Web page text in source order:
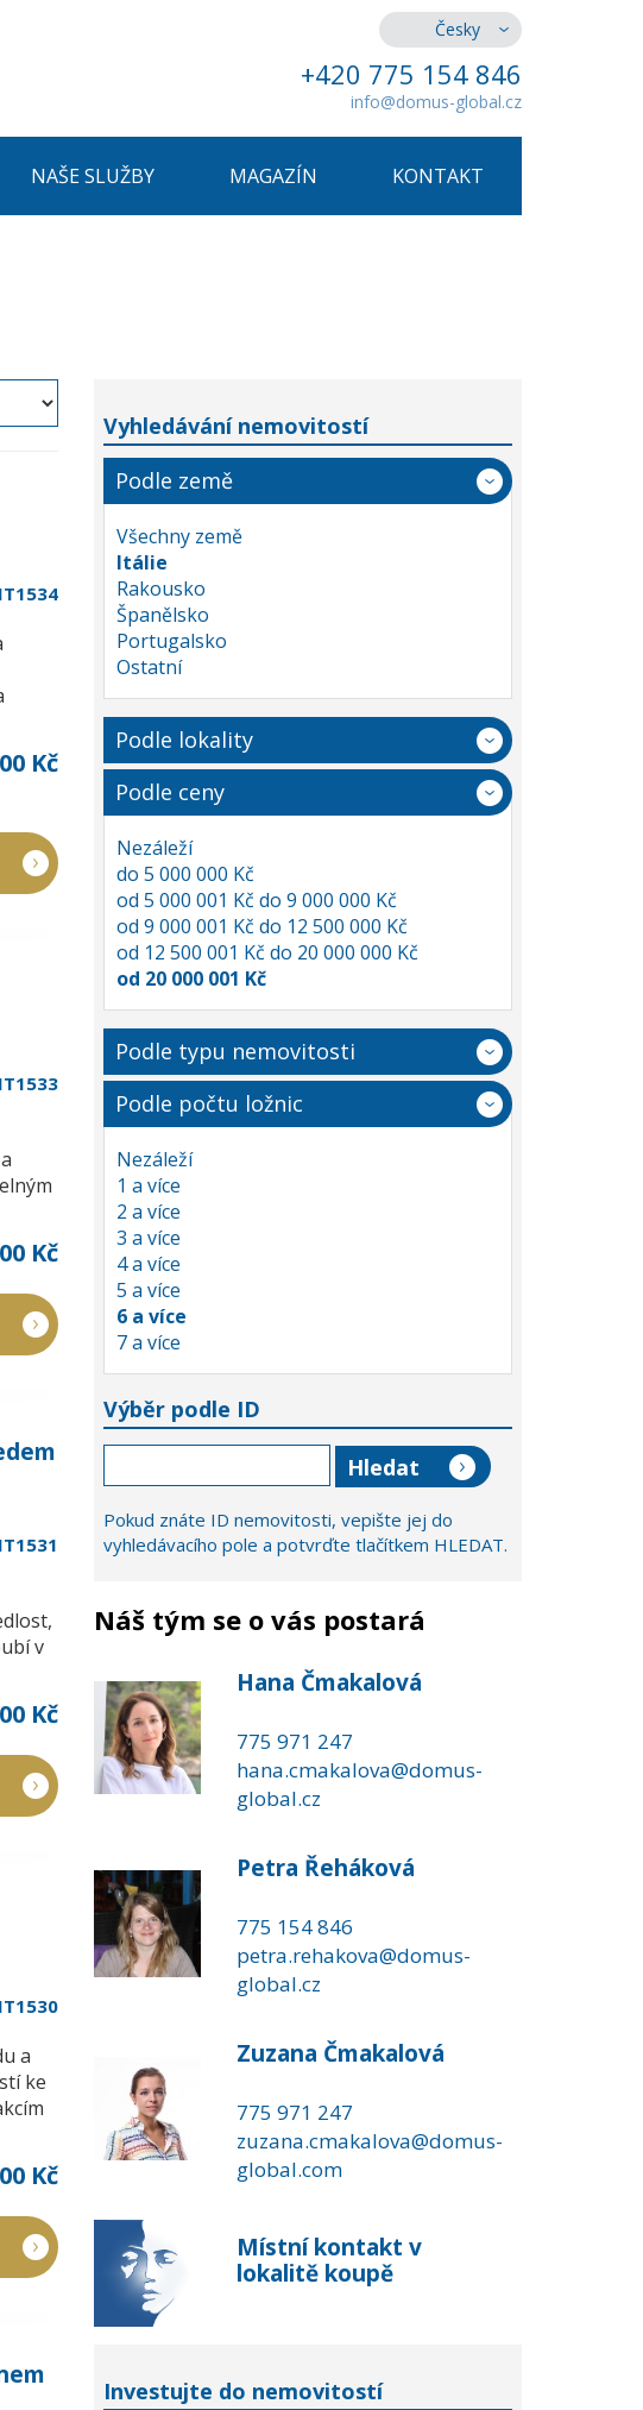
Česky
+420 775 154 846
info@domus-global.cz
NAŠE SLUŽBY MAGAZÍN KONTAKT
Kč
Kč
v
Kč
a
ke
Kč
Vyhledávání nemovitostí
Podle země
Všechny země
Itálie
Rakousko
Španělsko
Portugalsko
Ostatní
Podle lokality
Podle ceny
Nezáleží
do 5 000 000 Kč
od 5 000 001 Kč do 9 000 000 Kč
od 9 000 001 Kč do 12 500 000 Kč
od 12 500 001 Kč do 20 000 000 Kč
od 20 000 001 Kč
Podle typu nemovitosti
Podle počtu ložnic
Nezáleží
1 a více
2 a více
3 a více
4 a více
5 a více
6 a více
7 a více
Výběr podle ID
Pokud znáte ID nemovitosti, vepište jej do
vyhledávacího pole a potvrďte tlačítkem HLEDAT.
Náš tým se o vás postará
Hana Čmakalová
775 971 247
hana.cmakalova@domus-
global.cz
Petra Řeháková
775 154 846
petra.rehakova@domus-
global.cz
Zuzana Čmakalová
775 971 247
zuzana.cmakalova@domus-
global.com
Místní kontakt v
lokalitě koupě
Investujte do nemovitostí